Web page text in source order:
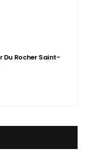
Du Rocher Saint-